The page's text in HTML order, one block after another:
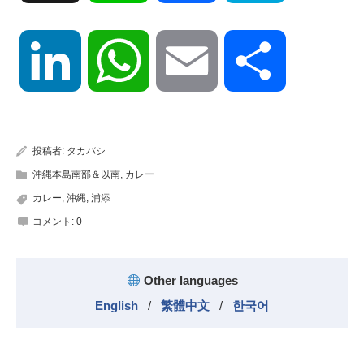
LinkedIn WhatsApp Email
投稿者: タカバシ
沖縄本島南部＆以南, カレー
カレー, 沖縄, 浦添
コメント: 0
Other languages
English
/ 繁體中文 / 한국어